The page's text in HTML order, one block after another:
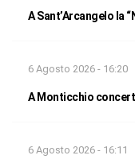
A Sant’Arcangelo la
6 Agosto 2026 - 16:20
A Monticchio
6 Agosto 2026 - 16:11